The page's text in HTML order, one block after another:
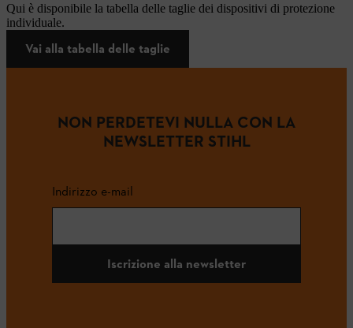
Qui è disponibile la tabella delle taglie dei dispositivi di protezione
individuale.
Vai alla tabella delle taglie
NON PERDETEVI NULLA CON LA
NEWSLETTER STIHL
Indirizzo e-mail
Iscrizione alla newsletter